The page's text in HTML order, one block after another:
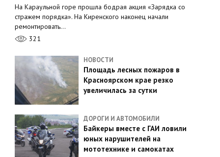
На Караульной горе прошла бодрая акция «Зарядка со
стражем порядка». На Киренского наконец начали
ремонтировать…
321
НОВОСТИ
Площадь лесных пожаров в
Красноярском крае резко
увеличилась за сутки
ДОРОГИ И АВТОМОБИЛИ
Байкеры вместе с ГАИ ловили
юных нарушителей на
мототехнике и самокатах